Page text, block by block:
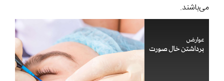
می‌باشند.